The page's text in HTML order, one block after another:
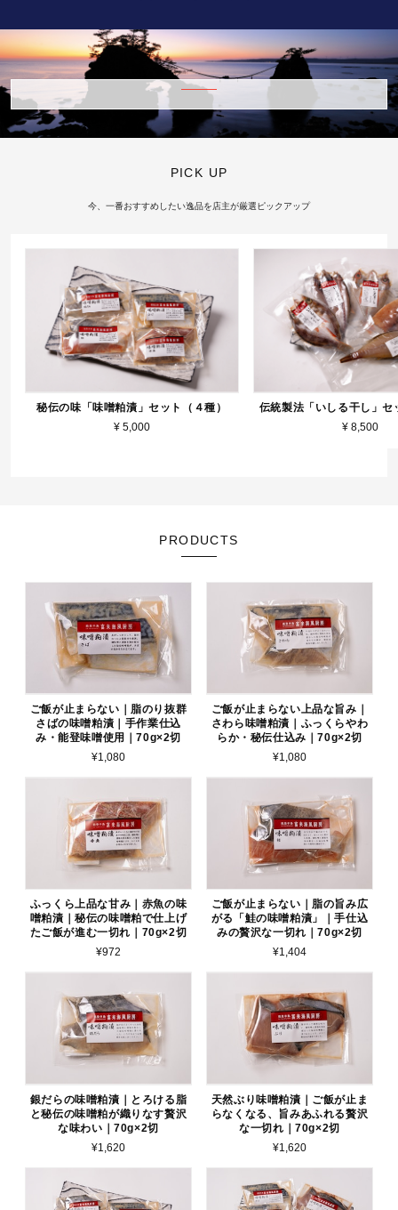
PICK UP
今、一番おすすめしたい逸品を店主が厳選ピックアップ
秘伝の味「味噌粕漬」セット（４種）
¥ 5,000
伝統製法「いしる干し」セ
¥ 8,500
PRODUCTS
ご飯が止まらない｜脂のり抜群
さばの味噌粕漬｜手作業仕込
み・能登味噌使用｜70g×2切
¥1,080
ご飯が止まらない上品な旨み｜
さわら味噌粕漬｜ふっくらやわ
らか・秘伝仕込み｜70g×2切
¥1,080
ふっくら上品な甘み｜赤魚の味
噌粕漬｜秘伝の味噌粕で仕上げ
たご飯が進む一切れ｜70g×2切
¥972
ご飯が止まらない｜脂の旨み広
がる「鮭の味噌粕漬」｜手仕込
みの贅沢な一切れ｜70g×2切
¥1,404
銀だらの味噌粕漬｜とろける脂
と秘伝の味噌粕が織りなす贅沢
な味わい｜70g×2切
¥1,620
天然ぶり味噌粕漬｜ご飯が止ま
らなくなる、旨みあふれる贅沢
な一切れ｜70g×2切
¥1,620